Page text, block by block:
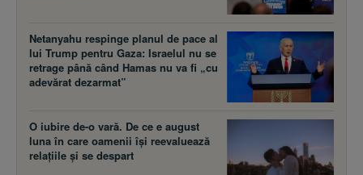
Netanyahu respinge planul de pace al
lui Trump pentru Gaza: Israelul nu se
retrage până când Hamas nu va fi „cu
adevărat dezarmat”
O iubire de-o vară. De ce e august
luna în care oamenii își reevaluează
relațiile și se despart